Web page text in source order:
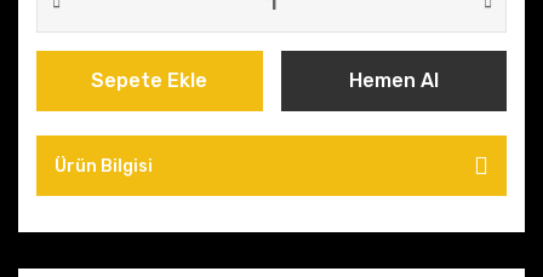
Sepete Ekle Hemen Al
Ürün Bilgisi